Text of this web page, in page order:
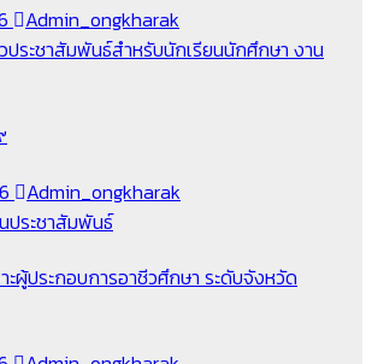
Admin_ongkharak
ประชาสัมพันธ์สำหรับนักเรียนนักศึกษา งาน
Admin_ongkharak
ประชาสัมพันธ์
ะผู้ประกอบการอาชีวศึกษา ระดับจังหวัด